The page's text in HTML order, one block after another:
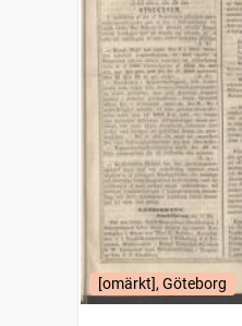
[omärkt], Göteborg